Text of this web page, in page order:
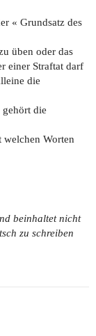
« Grundsatz des
üben oder das
einer Straftat darf
die
die
Worten
beinhaltet nicht
zu schreiben